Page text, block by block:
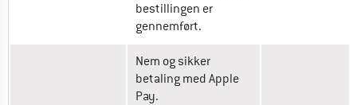
bestillingen er
gennemført.
Nem og sikker
betaling med Apple
Pay.